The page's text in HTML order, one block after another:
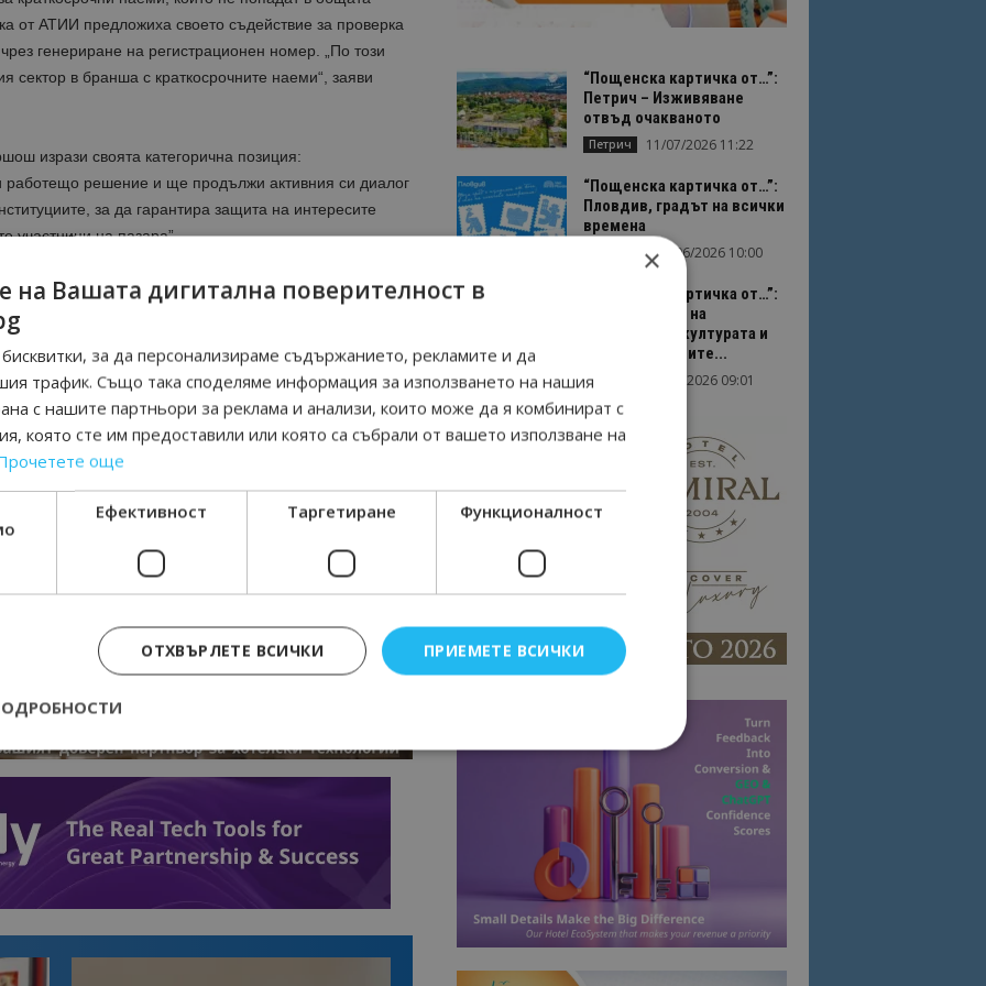
от АТИИ предложиха своето съдействие за проверка
генериране на регистрационен номер. „По този
сектор в бранша с краткосрочните наеми“, заяви
изрази своята категорична позиция:
работещо решение и ще продължи активния си диалог
за да гарантира защита на интересите
участници на пазара”.
Мирослав Боршош, а решенията ще бъдат
с всички заинтересовани страни от бранша.
НА АВИОКОМПАНИИ, ТУРОПЕРАТОРИ И
КАНАЛА НА BGTOURISM.BG - ВКЛЮЧИ СЕ
ТУК!
в Google News Showcase
“Пощенска картичка от…”:
Петрич – Изживяване
отвъд очакваното
Петрич 11/07/2026 11:22
“Пощенска картичка от…”:
Пловдив, градът на всички
времена
23/06/2026 10:00
“Пощенска картичка от…”:
Перник – град на
традициите, културата и
вдъхновяващите...
Перник 17/06/2026 09:01
×
на Вашата дигитална поверителност в
за да персонализираме съдържанието, рекламите и да
трафик. Също така споделяме информация за използването на нашия
с нашите партньори за реклама и анализи, които може да я комбинират с
която сте им предоставили или която са събрали от вашето използване на
още
Ефективност Таргетиране Функционалност
ПРИЕМЕТЕ ВСИЧКИ
ОТХВЪРЛЕТЕ ВСИЧКИ
Строго необходимо
бисквитки позволяват основната функционалност на уебсайта, като потребителско влизане и
Уебсайтът не може да се използва правилно без строго необходими бисквитки.
lisandraramos.com
7 дни
Тази бисквитка се използва, за да запомните съгласието
на потребителя за използването на бисквитки на сайта.